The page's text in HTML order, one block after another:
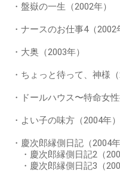
・盤嶽の一生（2002年）
・ナースのお仕事4（2002
・大奥（2003年）
・ちょっと待って、神様（
・ドールハウス〜特命女
・よい子の味方（2004年）
・慶次郎縁側日記（2004年
・慶次郎縁側日記2（
・慶次郎縁側日記3（